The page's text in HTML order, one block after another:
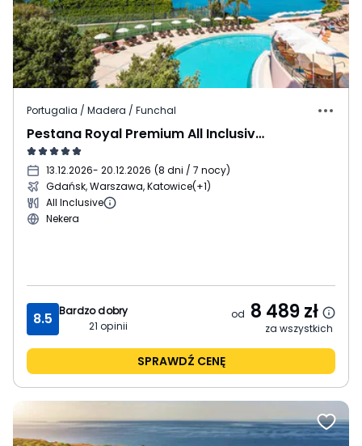
Portugalia / Madera / Funchal
Pestana Royal Premium All Inclusive Ocean & Spa
13.12.2026- 20.12.2026 (8 dni / 7 nocy)
Gdańsk, Warszawa, Katowice(+1)
All Inclusive
Nekera
8.5 Bardzo dobry
21 opinii
od 8 489zł
za wszystkich
SPRAWDŹ CENĘ